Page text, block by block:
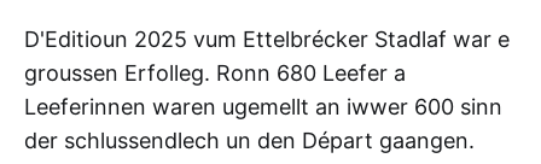
D'Editioun 2025 vum Ettelbrécker Stadlaf war e
groussen Erfolleg. Ronn 680 Leefer a
Leeferinnen waren ugemellt an iwwer 600 sinn
der schlussendlech un den Départ gaangen.